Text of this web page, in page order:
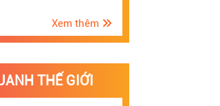
Xem thêm
THẾ GIỚI